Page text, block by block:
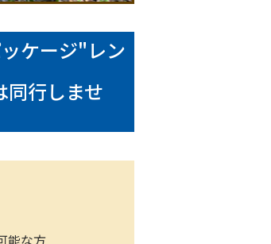
ケージ"レン
行しませ
能な方